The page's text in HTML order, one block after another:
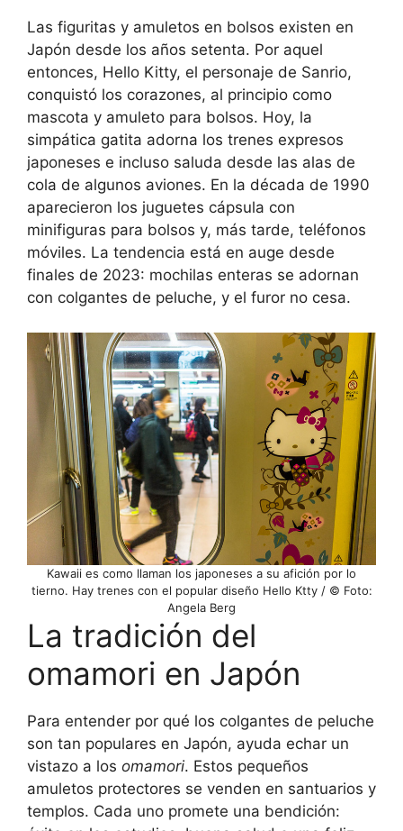
Las figuritas y amuletos en bolsos existen en
Japón desde los años setenta. Por aquel
entonces, Hello Kitty, el personaje de Sanrio,
conquistó los corazones, al principio como
mascota y amuleto para bolsos. Hoy, la
simpática gatita adorna los trenes expresos
japoneses e incluso saluda desde las alas de
cola de algunos aviones. En la década de 1990
aparecieron los juguetes cápsula con
minifiguras para bolsos y, más tarde, teléfonos
móviles. La tendencia está en auge desde
finales de 2023: mochilas enteras se adornan
con colgantes de peluche, y el furor no cesa.
Kawaii es como llaman los japoneses a su afición por lo
tierno. Hay trenes con el popular diseño Hello Ktty / © Foto:
Angela Berg
La tradición del
omamori en Japón
Para entender por qué los colgantes de peluche
son tan populares en Japón, ayuda echar un
vistazo a los omamori. Estos pequeños
amuletos protectores se venden en santuarios y
templos. Cada uno promete una bendición: